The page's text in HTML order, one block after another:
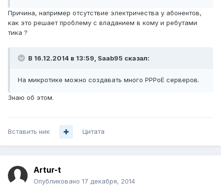
Причина, например отсутствие электричества у абонентов,
как это решает проблему с впаданием в кому и ребутами
тика ?
В 16.12.2014 в 13:59, Saab95 сказал:
На микротике можно создавать много PPPoE серверов.
Знаю об этом.
Вставить ник Цитата
Artur-t
Опубликовано 17 декабря, 2014